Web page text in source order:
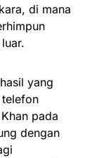
di mana
yang
pada
dengan